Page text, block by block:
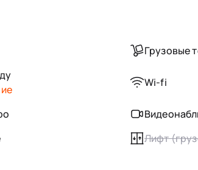
Грузовые
Wi-fi
Лифт